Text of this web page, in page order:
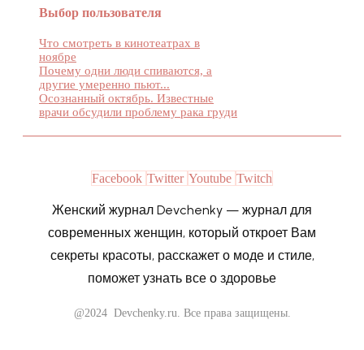
Выбор пользователя
Что смотреть в кинотеатрах в
ноябре
Почему одни люди спиваются, а
другие умеренно пьют...
Осознанный октябрь. Известные
врачи обсудили проблему рака груди
Facebook Twitter Youtube Twitch
Женский журнал Devchenky — журнал для
современных женщин, который откроет Вам
секреты красоты, расскажет о моде и стиле,
поможет узнать все о здоровье
@2024 Devchenky.ru. Все права защищены.